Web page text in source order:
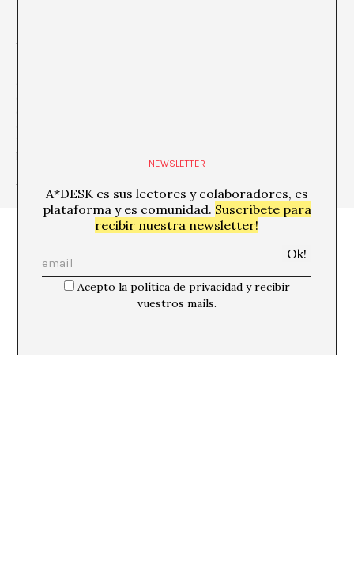
A*DESK es una
formación, la experimentación, la comunicación y la difusión
en relación a la cultura y el arte contemporáneos,
define desde la
contemporáneo, porque es de allí de donde venimos y esta
consciencia nos permite ir mucho más allá, incorporar otras
disciplinas y formas del pensamiento para hablar y debatir sobre
temas que son de relevancia y de urgencia para entender nuestro
presente.
+ Ver todas las publicaciones del autor/a
NEWSLETTER
A*DESK es sus lectores y colaboradores, es
plataforma y es comunidad. Suscríbete para
recibir nuestra newsletter!
Acepto la política de privacidad y recibir
vuestros mails.